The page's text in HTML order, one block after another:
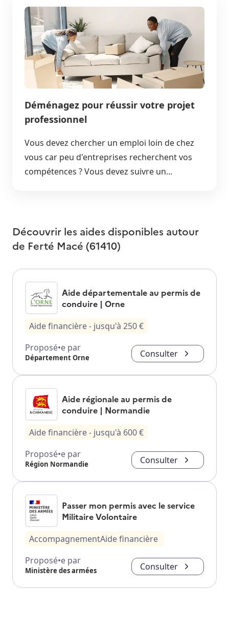
Déménagez pour réussir votre projet
professionnel
Vous devez chercher un emploi loin de chez
vous car peu d'entreprises recherchent vos
compétences ? Vous devez suivre un...
Découvrir les aides disponibles autour
de Ferté Macé (61410)
Aide départementale au permis de
conduire | Orne
Aide financière- jusqu'à 250€
Proposé•e par
Département Orne Consulter
Aide régionale au permis de
conduire | Normandie
Aide financière- jusqu'à 600€
Proposé•e par
Région Normandie Consulter
Passer mon permis avec le service
Militaire Volontaire
AccompagnementAide financière
Proposé•e par
Ministère des armées Consulter